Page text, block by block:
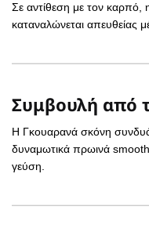
Σε αντίθεση με τον καρπό,
καταναλώνεται απευθείας
Συμβουλή από
Η Γκουαρανά σκόνη
δυναμωτικά πρωινά
γεύση.